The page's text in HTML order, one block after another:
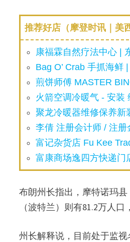
推荐好店（摩登时讯｜美
康福霖自然疗法中心 |
Bag O’ Crab 手抓海鲜
煎饼师傅 MASTER
火箭空调冷暖气 - 安装
聚龙冷暖器维修保养新
李倩 注册会计师 / 注册
富记杂货店 Fu Kee
富康商场逸四方快递门
布朗州长指出，摩特诺玛
（波特兰）则有81.2万人口
州长解释说，目前处于监